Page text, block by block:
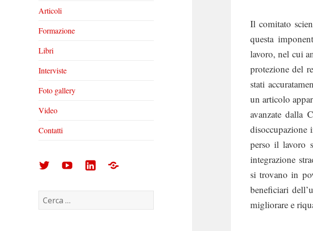
Articoli
Formazione
Libri
Interviste
Foto gallery
Video
Contatti
Arturo
Corinto
su
Arturo
Corinto
su
Arturo
su
Foto
Ricerca
per:
Il comitato
questa
lavoro, nel cui
protezione del
stati
un articolo
avanzate dalla
disoccupazione
perso il lavoro
integrazione
si trovano in
beneficiari
migliorare e